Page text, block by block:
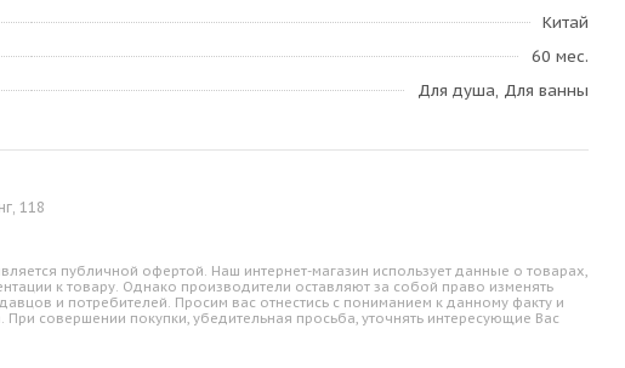
Китай
60 мес.
Для душа, Для ванны
118
публичной офертой. Наш интернет-магазин использует данные о товарах,
к товару. Однако производители оставляют за собой право изменять
и потребителей. Просим вас отнестись с пониманием к данному факту и
совершении покупки, убедительная просьба, уточнять интересующие Вас